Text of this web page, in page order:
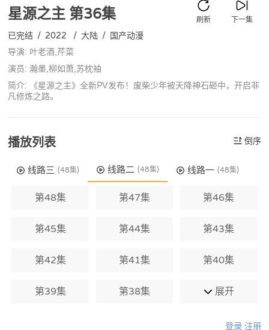
星源之主 第36集 下一集
刷新
已完结 / 2022 / 大陆 / 国产动漫
导演: 叶老酒,芹菜
演员: 瀚墨,柳如萧,苏枕袖
简介: 《星源之主》全新PV发布！废柴少年被天降神石砸中，开启非
凡修炼之路。
播放列表 倒序
线路三 (48集) 线路二 (48集) 线路一 (48集)
第48集 第47集 第46集
第45集 第44集 第43集
第42集 第41集 第40集
第39集 第38集 展开
登录 注册